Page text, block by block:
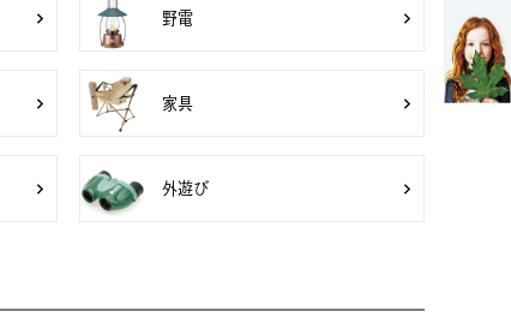
野電
家具
外遊び